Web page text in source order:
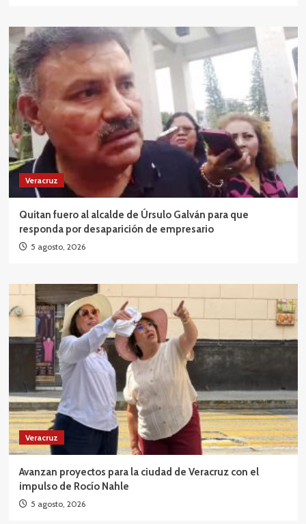
Veracruz
Quitan fuero al alcalde de Úrsulo Galván para que
responda por desaparición de empresario
5 agosto, 2026
Veracruz
Avanzan proyectos para la ciudad de Veracruz con el
impulso de Rocío Nahle
5 agosto, 2026